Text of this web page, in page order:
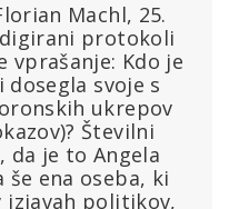
Machl, 25.
protokoli
vprašanje: Kdo je
svoje s
ukrepov
Številni
je to Angela
ena oseba, ki
izjavah politikov,